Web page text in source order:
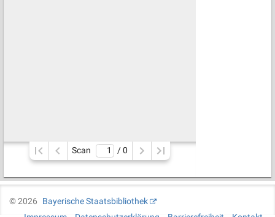
Scan / 0
©2026
Bayerische Staatsbibliothek